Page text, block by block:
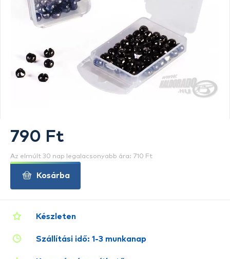
Készleten
Szállítási idő: 1-3 munkanap
790 Ft
Az elmúlt 30 nap legalacsonyabb ára: 710 Ft
Kosárba